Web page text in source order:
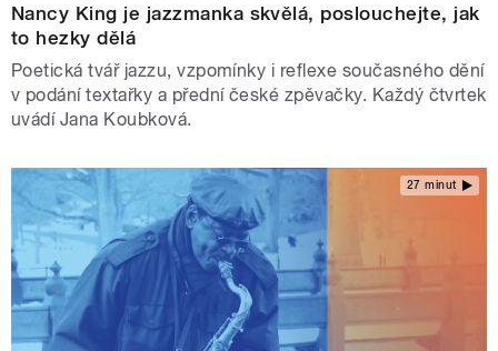
Nancy King je jazzmanka skvělá, poslouchejte, jak
to hezky dělá
Poetická tvář jazzu, vzpomínky i reflexe současného dění
v podání textařky a přední české zpěvačky. Každý čtvrtek
uvádí Jana Koubková.
27 minut